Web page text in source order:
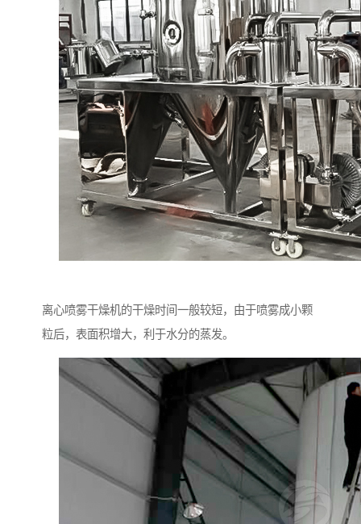
离心喷雾干燥机的干燥时间一般较短，由于喷雾成小颗
粒后，表面积增大，利于水分的蒸发。